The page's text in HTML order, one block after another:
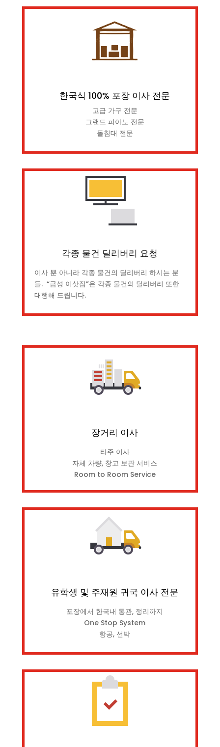
한국식 100% 포장 이사 전문
고급 가구 전문
그랜드 피아노 전문
돌침대 전문
각종 물건 딜리버리 요청
이사 뿐 아니라 각종 물건의 딜리버리 하시는 분
들. “금성 이삿짐”은 각종 물건의 딜리버리 또한
대행해 드립니다.
장거리 이사
타주 이사
자체 차량, 창고 보관 서비스
Room to Room Service
유학생 및 주재원 귀국 이사 전문
포장에서 한국내 통관, 정리까지
One Stop System
항공, 선박